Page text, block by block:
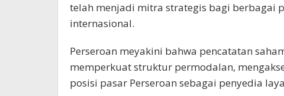
telah menjadi mitra strategis bagi berbagai
internasional.
Perseroan meyakini bahwa pencatatan
memperkuat struktur permodalan,
posisi pasar Perseroan sebagai penyedia